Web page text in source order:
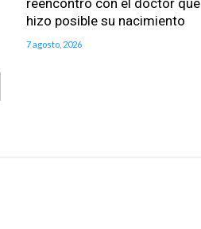
hizo posible su nacimiento
7 agosto, 2026